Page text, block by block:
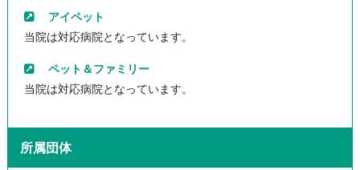
アイペット
当院は対応病院となっています。
ペット＆ファミリー
当院は対応病院となっています。
所属団体